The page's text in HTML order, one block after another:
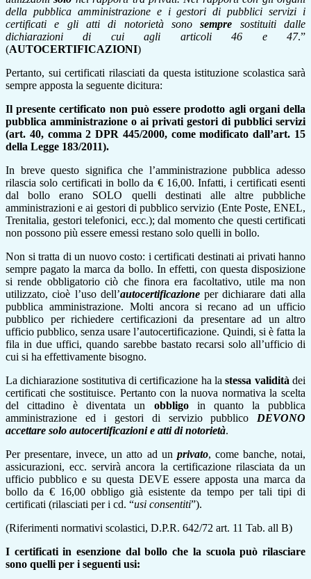
della pubblica amministrazione e i gestori di pubblici servizi i
certificati e gli atti di notorietà sono
sempre
sostituiti dalle
dichiarazioni di cui agli articoli 46 e 47.”
(AUTOCERTIFICAZIONI)
Pertanto, sui certificati rilasciati da questa istituzione scolastica sarà
sempre apposta la seguente dicitura:
Il presente certificato non può essere prodotto agli organi della
pubblica amministrazione o ai privati gestori di pubblici servizi
(art. 40, comma 2 DPR 445/2000, come modificato dall’art. 15
della Legge 183/2011).
In breve questo significa che l’amministrazione pubblica adesso
rilascia solo certificati in bollo da € 16,00. Infatti, i certificati esenti
dal bollo erano SOLO quelli destinati alle altre pubbliche
amministrazioni e ai gestori di pubblico servizio (Ente Poste, ENEL,
Trenitalia, gestori telefonici, ecc.); dal momento che questi certificati
non possono più essere emessi restano solo quelli in bollo.
Non si tratta di un nuovo costo: i certificati destinati ai privati hanno
sempre pagato la marca da bollo. In effetti, con questa disposizione
si rende obbligatorio ciò che finora era facoltativo, utile ma non
utilizzato, cioè l’uso dell’autocertificazione per dichiarare dati alla
pubblica amministrazione. Molti ancora si recano ad un ufficio
pubblico per richiedere certificazioni da presentare ad un altro
ufficio pubblico, senza usare l’autocertificazione. Quindi, si è fatta la
fila in due uffici, quando sarebbe bastato recarsi solo all’ufficio di
cui si ha effettivamente bisogno.
La dichiarazione sostitutiva di certificazione ha la stessa validità dei
certificati che sostituisce. Pertanto con la nuova normativa la scelta
del cittadino è diventata un
obbligo
in quanto la pubblica
amministrazione ed i gestori di servizio pubblico
DEVONO
accettare solo autocertificazioni e atti di notorietà.
Per presentare, invece, un atto ad un privato, come banche, notai,
assicurazioni, ecc. servirà ancora la certificazione rilasciata da un
ufficio pubblico e su questa DEVE essere apposta una marca da
bollo da € 16,00 obbligo già esistente da tempo per tali tipi di
certificati (rilasciati per i cd. “usi consentiti”).
(Riferimenti normativi scolastici, D.P.R. 642/72 art. 11 Tab. all B)
I certificati in esenzione dal bollo che la scuola può rilasciare
sono quelli per i seguenti usi: